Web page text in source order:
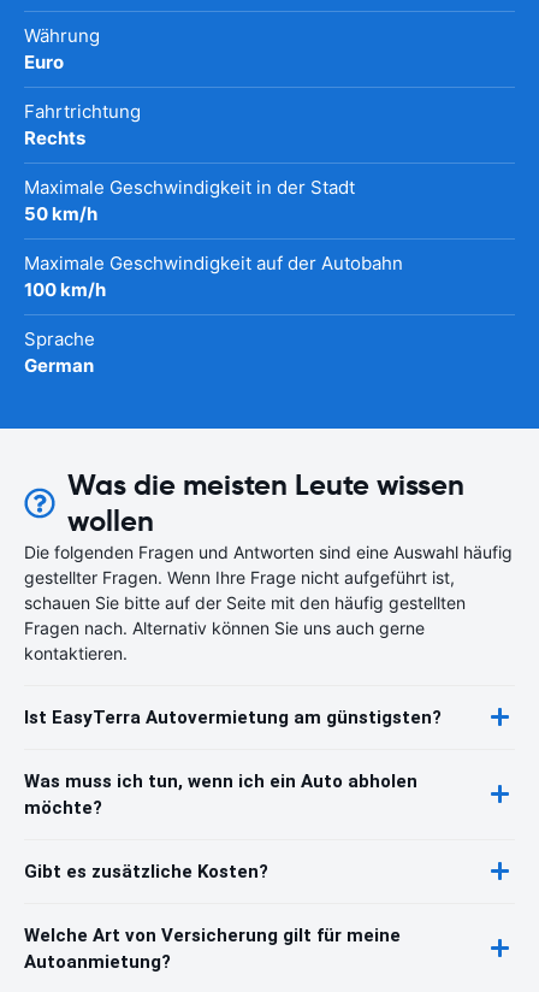
Währung
Euro
Fahrtrichtung
Rechts
Maximale Geschwindigkeit in der Stadt
50 km/h
Maximale Geschwindigkeit auf der Autobahn
100 km/h
Sprache
German
Was die meisten Leute wissen
wollen
Die folgenden Fragen und Antworten sind eine Auswahl häufig
gestellter Fragen. Wenn Ihre Frage nicht aufgeführt ist,
schauen Sie bitte auf der Seite mit den häufig gestellten
Fragen nach. Alternativ können Sie uns auch gerne
kontaktieren.
Ist EasyTerra Autovermietung am günstigsten?
Was muss ich tun, wenn ich ein Auto abholen
möchte?
Gibt es zusätzliche Kosten?
Welche Art von Versicherung gilt für meine
Autoanmietung?